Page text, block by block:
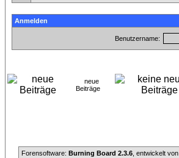
Anmelden
Benutzername:
neue
Beiträge
Forensoftware: Burning Board 2.3.6 , entwickelt von